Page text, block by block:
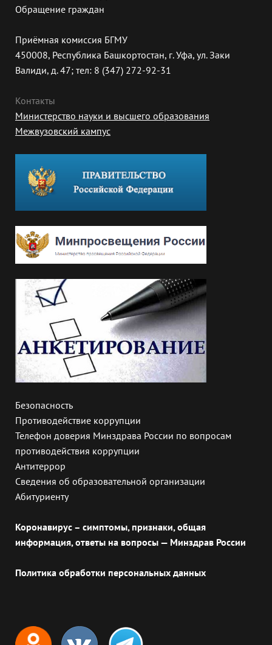
Обращение граждан
Приёмная комиссия БГМУ
450008, Республика Башкортостан, г. Уфа, ул. Заки
Валиди, д. 47; тел: 8 (347) 272-92-31
Контакты
Министерство науки и высшего образования
Межвузовский кампус
Безопасность
Противодействие коррупции
Телефон доверия Минздрава России по вопросам
противодействия коррупции
Антитеррор
Сведения об образовательной организации
Абитуриенту
Коронавирус – симптомы, признаки, общая
информация, ответы на вопросы — Минздрав России
Политика обработки персональных данных